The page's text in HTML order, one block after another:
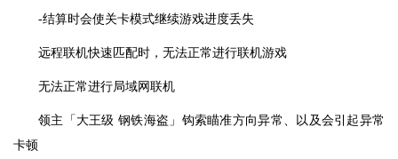
-结算时会使关卡模式继续游戏进度丢失
远程联机快速匹配时，无法正常进行联机游戏
无法正常进行局域网联机
领主「大王级 钢铁海盗」钩索瞄准方向异常、以及会引起异常
卡顿